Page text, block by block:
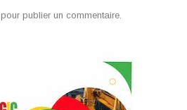
pour publier un commentaire.